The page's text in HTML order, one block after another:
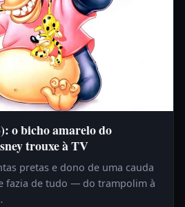
o bicho amarelo do
trouxe à TV
pretas e dono de uma cauda
fazia de tudo — do trampolim à